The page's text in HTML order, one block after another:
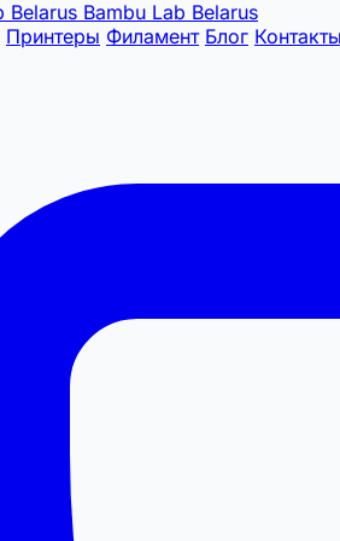
Bambu Lab Belarus
Принтеры Филамент Блог